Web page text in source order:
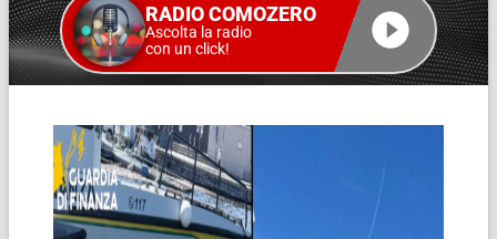
RADIO COMOZERO
Ascolta la radio
con un click!